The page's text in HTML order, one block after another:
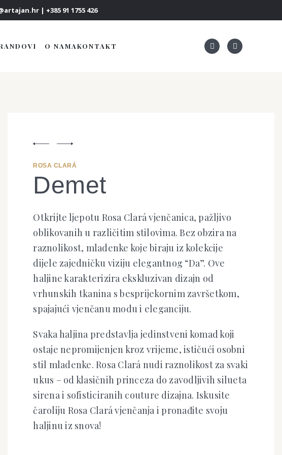
| +385 91 1755 426
O NAMAKONTAKT
Demet
Otkrijte ljepotu Rosa Clará vjenčanica, pažljivo
oblikovanih u različitim stilovima. Bez obzira na
raznolikost, mladenke koje biraju iz kolekcije
dijele zajedničku viziju elegantnog “Da”. Ove
haljine karakterizira ekskluzivan dizajn od
vrhunskih tkanina s besprijekornim završetkom,
spajajući vjenčanu modu i eleganciju.
Svaka haljina predstavlja jedinstveni komad koji
ostaje nepromijenjen kroz vrijeme, ističući osobni
stil mladenke. Rosa Clará nudi raznolikost za svaki
ukus – od klasičnih princeza do zavodljivih silueta
sirena i sofisticiranih couture dizajna. Iskusite
čaroliju Rosa Clará vjenčanja i pronađite svoju
haljinu iz snova!
ROSA CLARÁ